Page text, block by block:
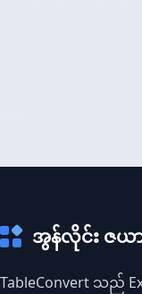
အွန်လိုင်း ဇယာ
TableConvert သည်